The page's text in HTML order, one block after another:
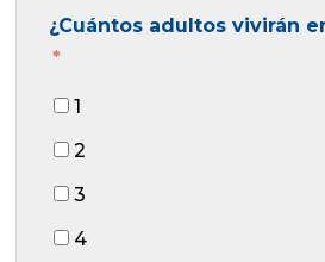
¿Cuántos adultos vivirán
1
2
3
4